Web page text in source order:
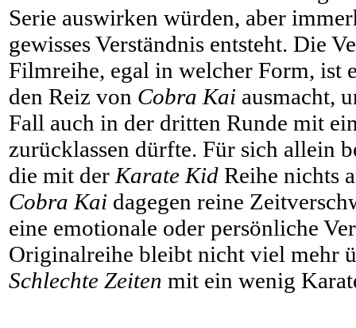
Serie auswirken würden, aber
gewisses Verständnis entsteht. Die
Filmreihe, egal in welcher Form, ist
den Reiz von Cobra Kai ausmacht,
Fall auch in der dritten Runde mit
zurücklassen dürfte. Für sich allein
die mit der Karate Kid Reihe nichts
Cobra Kai dagegen reine
eine emotionale oder persönliche
Originalreihe bleibt nicht viel mehr
Schlechte Zeiten mit ein wenig